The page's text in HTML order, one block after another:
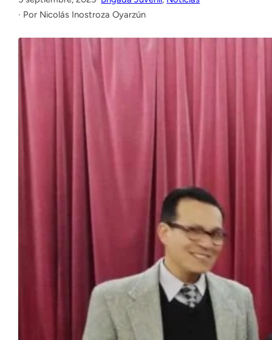
Nicolás Inostroza Oyarzún